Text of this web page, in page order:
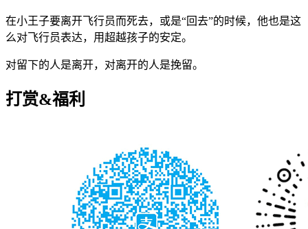
在小王子要离开飞行员而死去，或是“回去”的时候，他也是这
么对飞行员表达，用超越孩子的安定。
对留下的人是离开，对离开的人是挽留。
打赏&福利